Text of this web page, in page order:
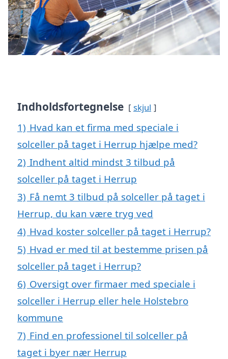
Indholdsfortegnelse skjul
1) Hvad kan et firma med speciale i
solceller på taget i Herrup hjælpe med?
2) Indhent altid mindst 3 tilbud på
solceller på taget i Herrup
3) Få nemt 3 tilbud på solceller på taget i
Herrup, du kan være tryg ved
4) Hvad koster solceller på taget i Herrup?
5) Hvad er med til at bestemme prisen på
solceller på taget i Herrup?
6) Oversigt over firmaer med speciale i
solceller i Herrup eller hele Holstebro
kommune
7) Find en professionel til solceller på
taget i byer nær Herrup